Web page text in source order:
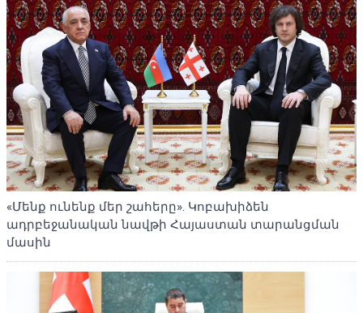
«Մենք ունենք մեր շահերը». Կոբախիձեն
ադրբեջանական նավթի Հայաստան տարանցման
մասին